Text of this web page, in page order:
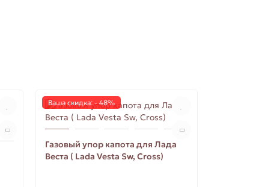
Ваша скидка: - 48%
Газовый упор капота для Лада
Веста ( Lada Vesta Sw, Cross)